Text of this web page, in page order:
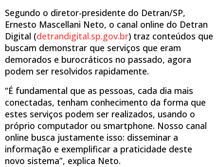
Segundo o diretor-presidente do Detran/SP,
Ernesto Mascellani Neto, o canal online do Detran
Digital (detrandigital.sp.gov.br) traz conteúdos que
buscam demonstrar que serviços que eram
demorados e burocráticos no passado, agora
podem ser resolvidos rapidamente.
“É fundamental que as pessoas, cada dia mais
conectadas, tenham conhecimento da forma que
estes serviços podem ser realizados, usando o
próprio computador ou smartphone. Nosso canal
online busca justamente isso: disseminar a
informação e exemplificar a praticidade deste
novo sistema”, explica Neto.